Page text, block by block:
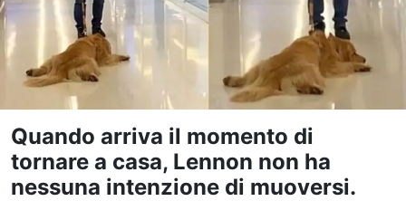
Quando arriva il momento di
tornare a casa, Lennon non ha
nessuna intenzione di muoversi.